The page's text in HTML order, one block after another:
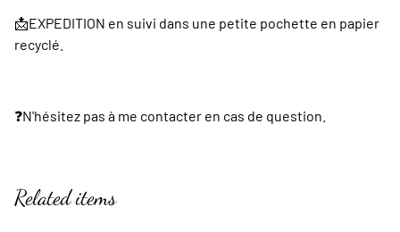
📩EXPEDITION en suivi dans une petite pochette en papier
recyclé.
❓️N'hésitez pas à me contacter en cas de question.
Related items